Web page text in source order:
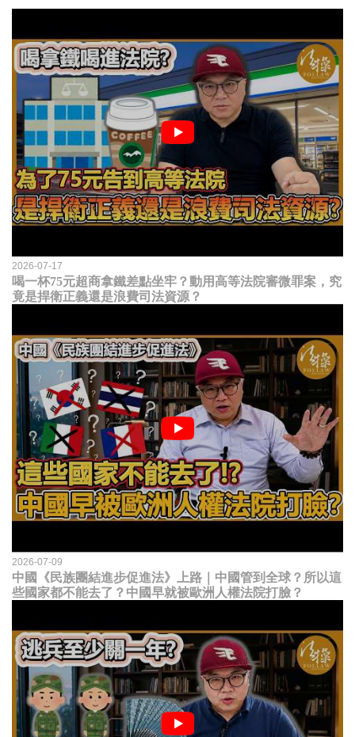
2026-07-17
喝一杯75元超商拿鐵差點坐牢？動用高等法院審微罪案，究
竟是捍衛正義還是浪費司法資源？
2026-07-09
中國《民族團結進步促進法》上路｜中國管到全球？所以這
些國家都不能去了？中國早就被歐洲人權法院打臉？